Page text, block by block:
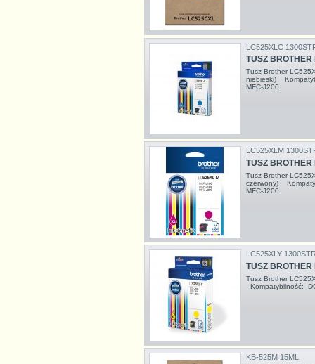
LC525XLC
TUSZ
Tusz Brother
niebieski)
MFC-J200
LC525XLM
TUSZ
Tusz Brother
czerwony)
MFC-J200
LC525XLY
TUSZ
Tusz Brother
Kompatybilność:
KB-525M 15ML